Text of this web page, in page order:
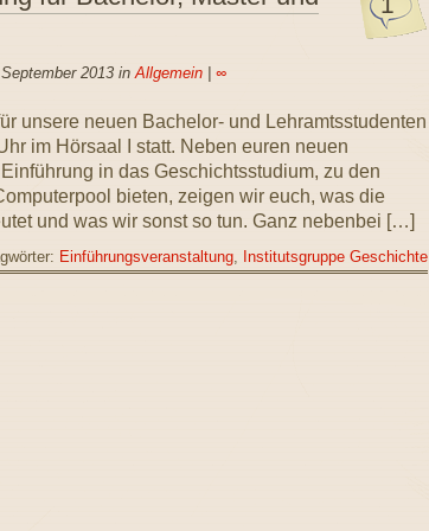
2013 inAllgemein| ∞
unsere neuen Bachelor- und Lehramtsstudenten
im Hörsaal I statt. Neben euren neuen
in das Geschichtsstudium, zu den
bieten, zeigen wir euch, was die
und was wir sonst so tun. Ganz nebenbei […]
Einführungsveranstaltung, Institutsgruppe Geschichte